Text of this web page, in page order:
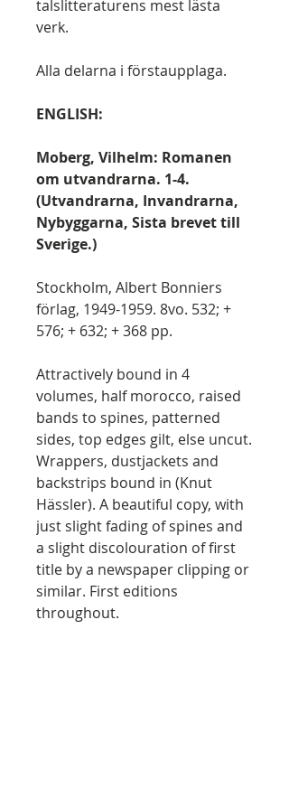
talslitteraturens mest lästa
verk.
Alla delarna i förstaupplaga.
ENGLISH:
Moberg, Vilhelm: Romanen
om utvandrarna. 1-4.
(Utvandrarna, Invandrarna,
Nybyggarna, Sista brevet till
Sverige.)
Stockholm, Albert Bonniers
förlag, 1949-1959. 8vo. 532; +
576; + 632; + 368 pp.
Attractively bound in 4
volumes, half morocco, raised
bands to spines, patterned
sides, top edges gilt, else uncut.
Wrappers, dustjackets and
backstrips bound in (Knut
Hässler). A beautiful copy, with
just slight fading of spines and
a slight discolouration of first
title by a newspaper clipping or
similar. First editions
throughout.